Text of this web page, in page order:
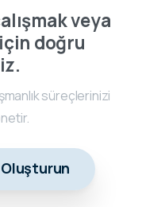
veya
doğru
süreçlerinizi
Oluşturun